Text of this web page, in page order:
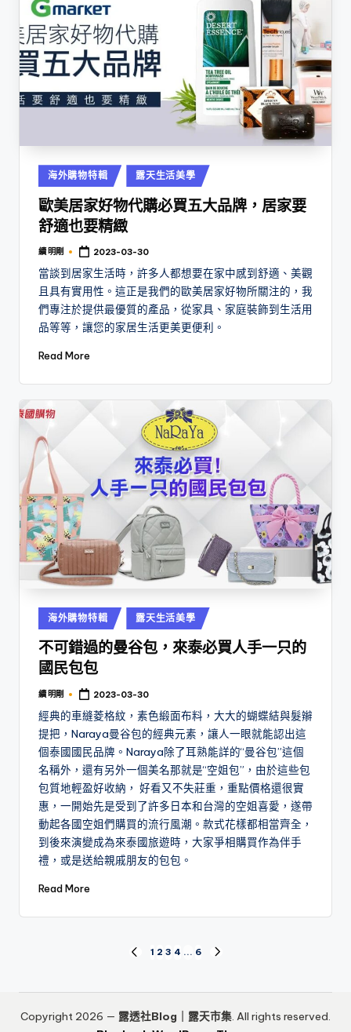
Posted
in
海外購物特輯 露天生活美學
歐美居家好物代購必買五大品牌，居家要
舒適也要精緻
Posted
續 明剛 2023-03-30
當談到居家生活時，許多人都想要在家中感到舒適、美觀
且具有實用性。這正是我們的歐美居家好物所關注的，我
們專注於提供最優質的產品，從家具、家庭裝飾到生活用
品等等，讓您的家居生活更美更便利。
Read More
Posted
in
海外購物特輯 露天生活美學
不可錯過的曼谷包，來泰必買人手一只的
國民包包
Posted
續 明剛 2023-03-30
經典的車縫菱格紋，素色緞面布料，大大的蝴蝶結與髮辮
提把，Naraya曼谷包的經典元素，讓人一眼就能認出這
個泰國國民品牌。Naraya除了耳熟能詳的“曼谷包”這個
名稱外，還有另外一個美名那就是“空姐包”，由於這些包
包質地輕盈好收納， 好看又不失莊重，重點價格還很實
惠，一開始先是受到了許多日本和台灣的空姐喜愛，遂帶
動起各國空姐們購買的流行風潮。款式花樣都相當齊全，
到後來演變成為來泰國旅遊時，大家爭相購買作為伴手
禮，或是送給親戚朋友的包包。
Read More
章
分
PREVIOUS
1 2 3 4 ... 6
Copyright 2026 — 露透社Blog｜露天市集. All rights reserved.